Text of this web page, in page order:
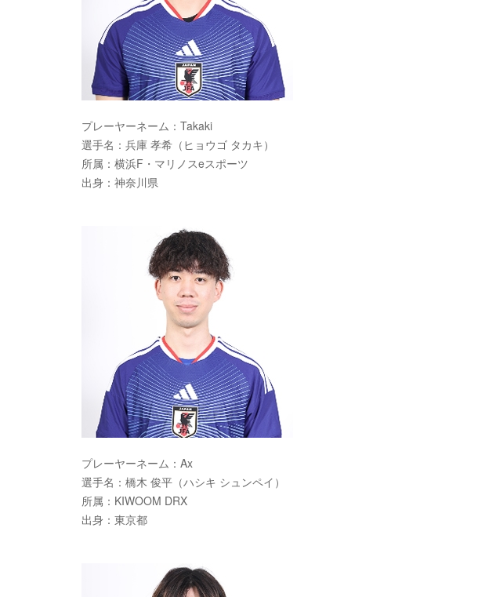
プレーヤーネーム：Takaki
選手名：兵庫 孝希（ヒョウゴ タカキ）
所属：横浜F・マリノスeスポーツ
出身：神奈川県
プレーヤーネーム：Ax
選手名：橋木 俊平（ハシキ シュンペイ）
所属：KIWOOM DRX
出身：東京都